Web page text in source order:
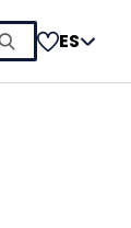
ES